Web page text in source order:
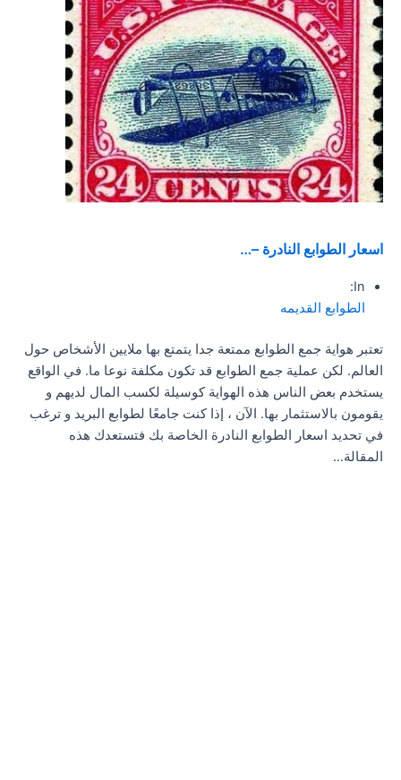
اسعار الطوابع النادرة –…
In:
الطوابع القديمه
تعتبر هواية جمع الطوابع ممتعة جدا يتمتع بها ملايين الأشخاص حول
العالم. لكن عملية جمع الطوابع قد تكون مكلفة نوعا ما. في الواقع
يستخدم بعض الناس هذه الهواية كوسيلة لكسب المال لديهم و
يقومون بالاستثمار بها. الآن ، إذا كنت جامعًا لطوابع البريد و ترغب
في تحديد اسعار الطوابع النادرة الخاصة بك فتستعدك هذه
المقالة…